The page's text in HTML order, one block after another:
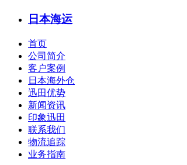
日本海运
首页
公司简介
客户案例
日本海外仓
迅田优势
新闻资讯
印象迅田
联系我们
物流追踪
业务指南